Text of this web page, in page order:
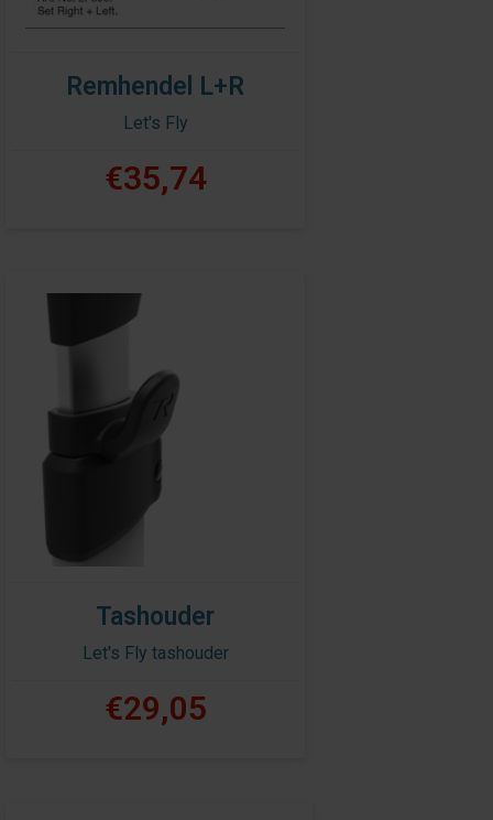
Remhendel L+R
Let's Fly
€35,74
Tashouder
Let's Fly tashouder
€29,05